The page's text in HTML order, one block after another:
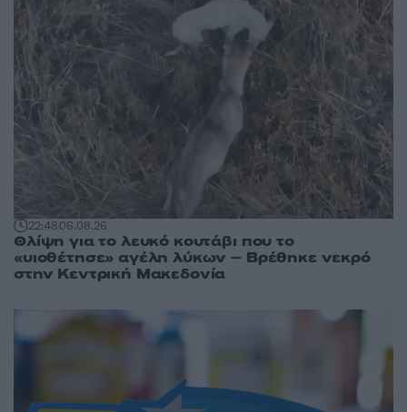
22:4806.08.26
Θλίψη για το λευκό κουτάβι που το
«υιοθέτησε» αγέλη λύκων – Βρέθηκε νεκρό
στην Κεντρική Μακεδονία